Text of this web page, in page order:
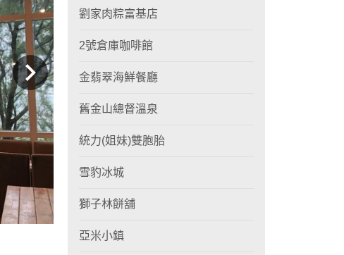
劉家肉粽富基店
2號倉庫咖啡館
金翡翠海鮮餐廳
舊金山總督溫泉
統力(姐妹)雙胞胎
雪豹冰城
獅子林餅舖
亞米小鎮